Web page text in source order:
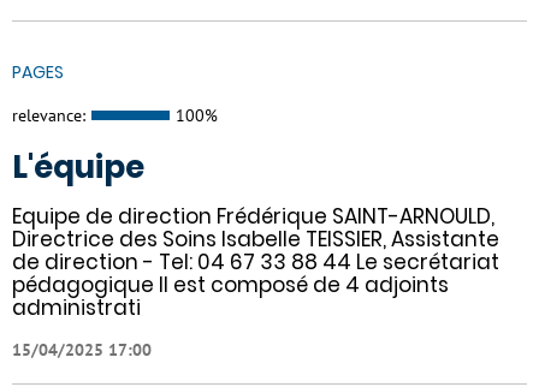
PAGES
relevance: 100%
L'équipe
Equipe de direction Frédérique SAINT-ARNOULD,
Directrice des Soins Isabelle TEISSIER, Assistante
de direction - Tel: 04 67 33 88 44 Le secrétariat
pédagogique Il est composé de 4 adjoints
administrati
15/04/2025 17:00